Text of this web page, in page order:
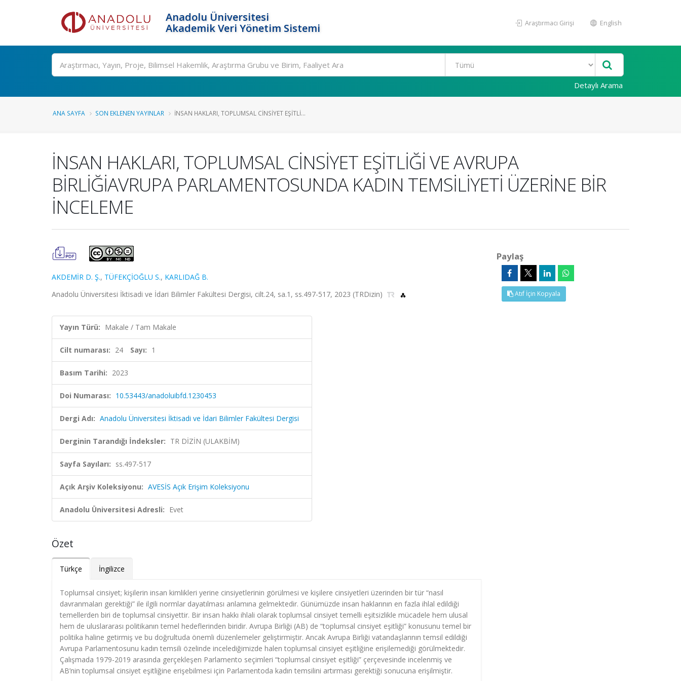
Anadolu Üniversitesi
Akademik Veri Yönetim Sistemi
Araştırmacı Girişi English
Ara
Detaylı Arama
ANA SAYFA SON EKLENEN YAYINLAR İNSAN HAKLARI, TOPLUMSAL CİNSİYET EŞİTLİ...
İNSAN HAKLARI, TOPLUMSAL CİNSİYET EŞİTLİĞİ VE AVRUPA
BİRLİĞİAVRUPA PARLAMENTOSUNDA KADIN TEMSİLİYETİ ÜZERİNE BİR
İNCELEME
AKDEMİR D. Ş., TÜFEKÇİOĞLU S., KARLIDAĞ B.
Anadolu Üniversitesi İktisadi ve İdari Bilimler Fakültesi Dergisi, cilt.24, sa.1, ss.497-517, 2023 (TRDizin)
Yayın Türü: Makale / Tam Makale
Cilt numarası: 24 Sayı: 1
Basım Tarihi: 2023
Doi Numarası: 10.53443/anadoluibfd.1230453
Dergi Adı: Anadolu Üniversitesi İktisadi ve İdari Bilimler Fakültesi Dergisi
Derginin Tarandığı İndeksler: TR DİZİN (ULAKBİM)
Sayfa Sayıları: ss.497-517
Açık Arşiv Koleksiyonu: AVESİS Açık Erişim Koleksiyonu
Anadolu Üniversitesi Adresli: Evet
Özet
Türkçe İngilizce
Toplumsal cinsiyet; kişilerin insan kimlikleri yerine cinsiyetlerinin görülmesi ve kişilere cinsiyetleri üzerinden bir tür “nasıl
davranmaları gerektiği” ile ilgili normlar dayatılması anlamına gelmektedir. Günümüzde insan haklarının en fazla ihlal edildiği
temellerden biri de toplumsal cinsiyettir. Bir insan hakkı ihlali olarak toplumsal cinsiyet temelli eşitsizlikle mücadele hem ulusal
hem de uluslararası politikanın temel hedeflerinden biridir. Avrupa Birliği (AB) de “toplumsal cinsiyet eşitliği” konusunu temel bir
politika haline getirmiş ve bu doğrultuda önemli düzenlemeler geliştirmiştir. Ancak Avrupa Birliği vatandaşlarının temsil edildiği
Avrupa Parlamentosunu kadın temsili özelinde incelediğimizde halen toplumsal cinsiyet eşitliğine erişilemediği görülmektedir.
Çalışmada 1979-2019 arasında gerçekleşen Parlamento seçimleri “toplumsal cinsiyet eşitliği” çerçevesinde incelenmiş ve
AB’nin toplumsal cinsiyet eşitliğine erişebilmesi için Parlamentoda kadın temsilini artırması gerektiği sonucuna erişilmiştir.
Paylaş
Atıf İçin Kopyala